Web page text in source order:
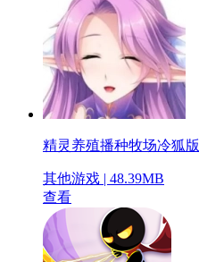
精灵养殖播种牧场冷狐版
其他游戏 | 48.39MB
查看